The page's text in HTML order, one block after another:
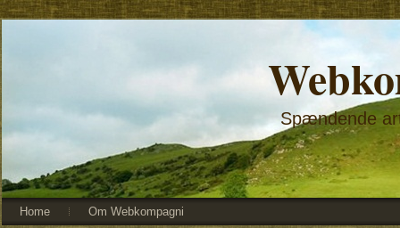
Spændende
Home Om Webkompagni